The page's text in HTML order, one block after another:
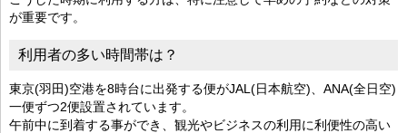
が重要です。
利用者の多い時間帯は？
東京(羽田)空港を8時台に出発する便がJAL(日本航空)、ANA(全日空)
一便ずつ2便設置されています。
午前中に到着する事ができ、観光やビジネスの利用に利便性の高い